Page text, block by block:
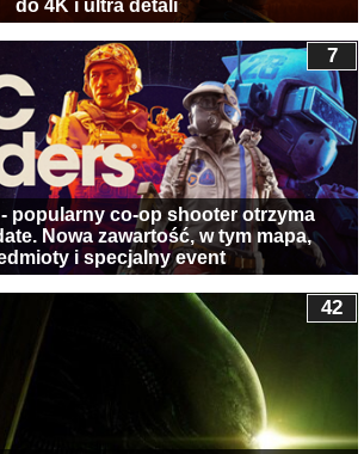
do 4K i ultra detali
popularny co-op shooter otrzyma
Nowa zawartość, w tym mapa,
i specjalny event
7
42